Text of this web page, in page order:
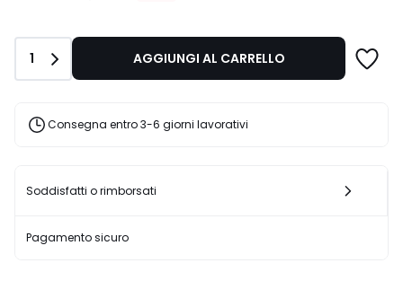
35%
sconto
applicato.
Quantità
1 AGGIUNGI AL CARRELLO
Consegna entro 3-6 giorni lavorativi
Soddisfatti o rimborsati
Pagamento sicuro